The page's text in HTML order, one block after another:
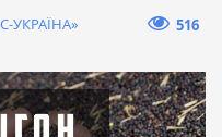
УКРАЇНА» 516